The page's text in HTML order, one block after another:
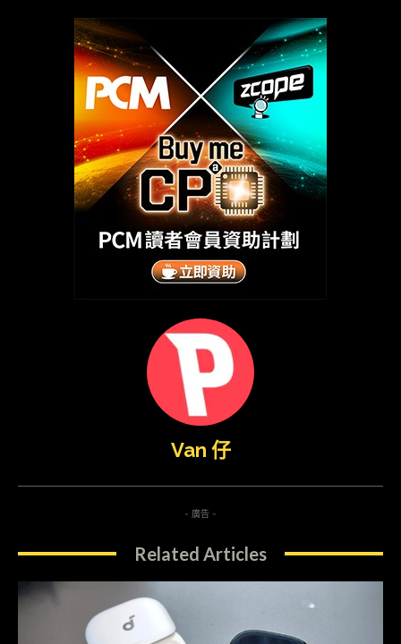
Van 仔
- 廣告 -
Related Articles